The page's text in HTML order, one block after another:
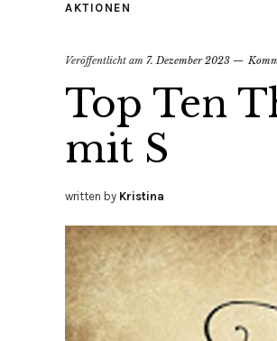
AKTIONEN
Veröffentlicht am 7. Dezember 2023
Top Ten
mit S
written by Kristina